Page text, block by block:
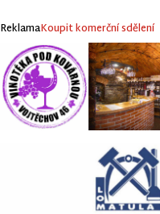
ReklamaKoupit komerční sdělení